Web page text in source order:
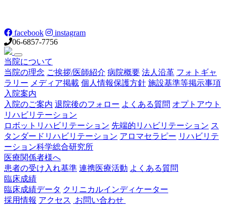
facebook
instagram
06-6857-7756
当院について
当院の理念 ご挨拶/医師紹介 病院概要 法人沿革 フォトギャ
ラリー メディア掲載 個人情報保護方針 施設基準等掲示事項
入院案内
入院のご案内 退院後のフォロー よくある質問 オプトアウト
リハビリテーション
ロボットリハビリテーション 先端的リハビリテーション ス
タンダードリハビリテーション アロマセラピー リハビリテ
ーション科学総合研究所
医療関係者様へ
患者の受け入れ基準 連携医療活動 よくある質問
臨床成績
臨床成績データ クリニカルインディケーター
採用情報 アクセス お問い合わせ